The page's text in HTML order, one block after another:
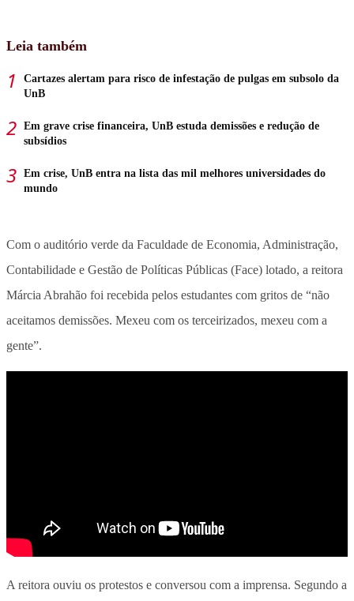
Leia também
Cartazes alertam para risco de infestação de pulgas em subsolo da
UnB
Em grave crise financeira, UnB estuda demissões e redução de
subsídios
Em crise, UnB entra na lista das mil melhores universidades do
mundo
Com o auditório verde da Faculdade de Economia, Administração,
Contabilidade e Gestão de Políticas Públicas (Face) lotado, a reitora
Márcia Abrahão foi recebida pelos estudantes com gritos de “não
aceitamos demissões. Mexeu com os terceirizados, mexeu com a
gente”.
A reitora ouviu os protestos e conversou com a imprensa. Segundo a